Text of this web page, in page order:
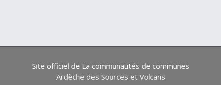
Site officiel de La communautés de communes
Ardèche des Sources et Volcans